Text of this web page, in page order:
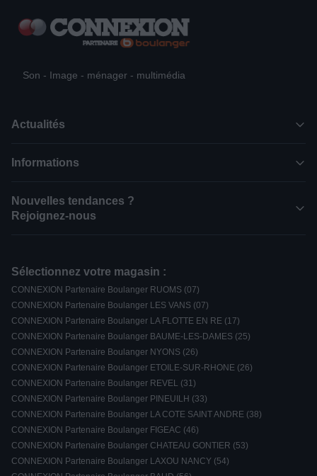
Son - Image - ménager - multimédia
Actualités
Informations
Nouvelles tendances ?
Rejoignez-nous
Sélectionnez votre magasin :
CONNEXION Partenaire Boulanger RUOMS (07)
CONNEXION Partenaire Boulanger LES VANS (07)
CONNEXION Partenaire Boulanger LA FLOTTE EN RE (17)
CONNEXION Partenaire Boulanger BAUME-LES-DAMES (25)
CONNEXION Partenaire Boulanger NYONS (26)
CONNEXION Partenaire Boulanger ETOILE-SUR-RHONE (26)
CONNEXION Partenaire Boulanger REVEL (31)
CONNEXION Partenaire Boulanger PINEUILH (33)
CONNEXION Partenaire Boulanger LA COTE SAINT ANDRE (38)
CONNEXION Partenaire Boulanger FIGEAC (46)
CONNEXION Partenaire Boulanger CHATEAU GONTIER (53)
CONNEXION Partenaire Boulanger LAXOU NANCY (54)